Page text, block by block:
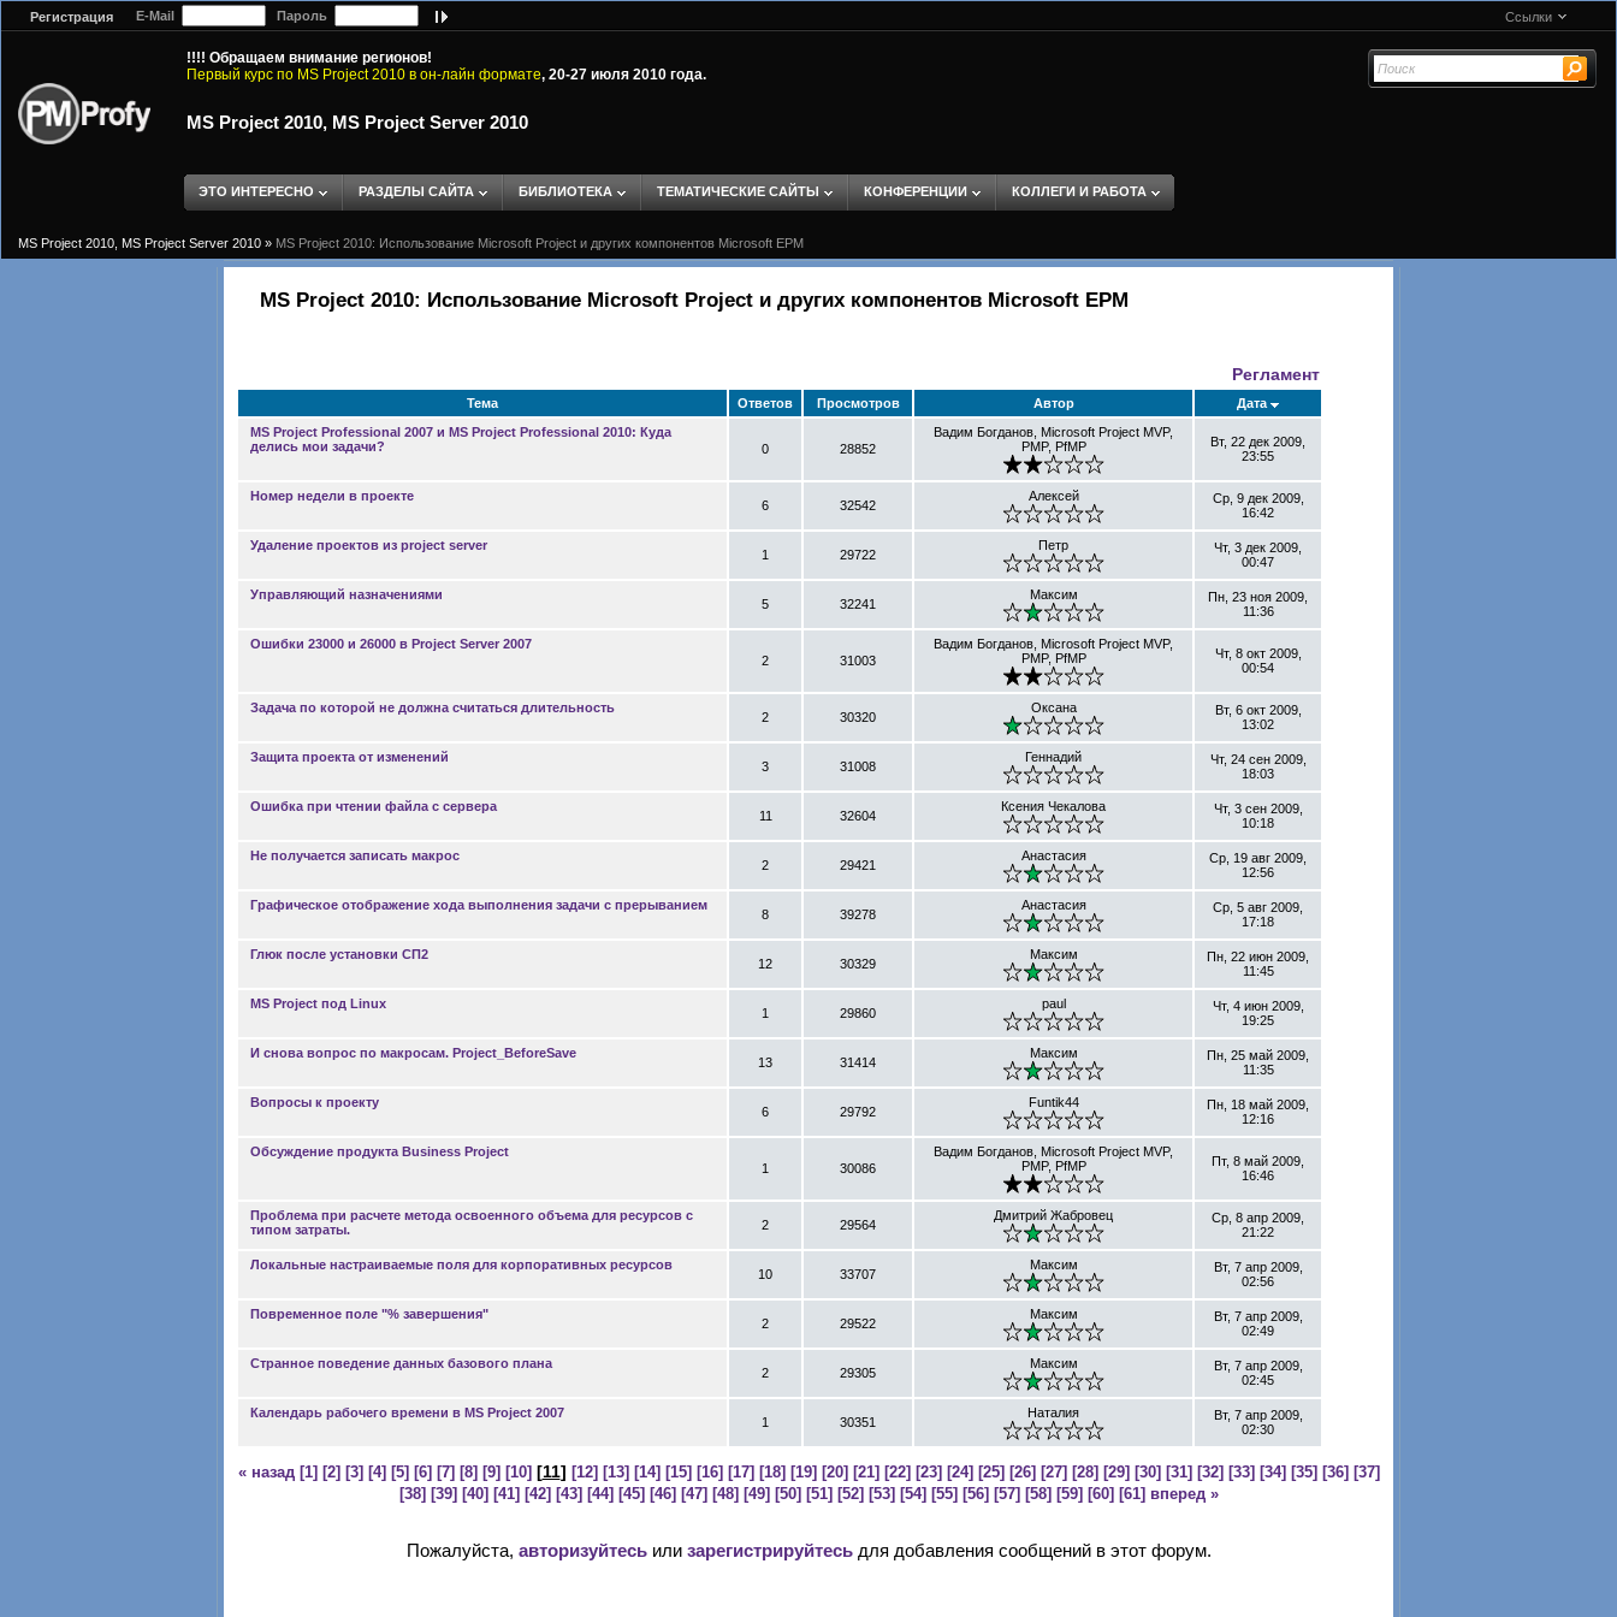
Регистрация E-Mail Пароль Ссылки
!!!! Обращаем внимание регионов!
Первый курс по MS Project 2010 в он-лайн формате, 20-27 июля 2010 года.
MS Project 2010, MS Project Server 2010
ЭТО ИНТЕРЕСНО РАЗДЕЛЫ САЙТА БИБЛИОТЕКА ТЕМАТИЧЕСКИЕ САЙТЫ КОНФЕРЕНЦИИ КОЛЛЕГИ И РАБОТА
MS Project 2010, MS Project Server 2010 » MS Project 2010: Использование Microsoft Project и других компонентов Microsoft EPM
MS Project 2010: Использование Microsoft Project и других компонентов Microsoft EPM
Регламент
Тема Ответов Просмотров Автор
Дата
MS Project Professional 2007 и MS Project Professional 2010: Куда
делись мои задачи?
0 28852
Вадим Богданов, Microsoft Project MVP,
PMP, PfMP
Вт, 22 дек 2009,
23:55
Номер недели в проекте
6 32542
Алексей
Ср, 9 дек 2009,
16:42
Удаление проектов из project server
1 29722
Петр
Чт, 3 дек 2009,
00:47
Управляющий назначениями
5 32241
Максим
Пн, 23 ноя 2009,
11:36
Ошибки 23000 и 26000 в Project Server 2007
2
31003
Вадим Богданов, Microsoft Project MVP,
PMP, PfMP
Чт, 8 окт 2009,
00:54
Задача по которой не должна считаться длительность
2 30320
Оксана
Вт, 6 окт 2009,
13:02
Защита проекта от изменений
3 31008
Геннадий
Чт, 24 сен 2009,
18:03
Ошибка при чтении файла с сервера
11 32604
Ксения Чекалова
Чт, 3 сен 2009,
10:18
Не получается записать макрос
2 29421
Анастасия
Ср, 19 авг 2009,
12:56
Графическое отображение хода выполнения задачи с прерыванием
8 39278
Анастасия
Ср, 5 авг 2009,
17:18
Глюк после установки СП2
12 30329
Максим
Пн, 22 июн 2009,
11:45
MS Project под Linux
1 29860
paul
Чт, 4 июн 2009,
19:25
И снова вопрос по макросам. Project_BeforeSave
13 31414
Максим
Пн, 25 май 2009,
11:35
Вопросы к проекту
6 29792
Funtik44
Пн, 18 май 2009,
12:16
Обсуждение продукта Business Project
1
30086
Вадим Богданов, Microsoft Project MVP,
PMP, PfMP
Пт, 8 май 2009,
16:46
Проблема при расчете метода освоенного объема для ресурсов с
типом затраты.
2 29564
Дмитрий Жабровец
Ср, 8 апр 2009,
21:22
Локальные настраиваемые поля для корпоративных ресурсов
10 33707
Максим
Вт, 7 апр 2009,
02:56
Повременное поле "% завершения"
2 29522
Максим
Вт, 7 апр 2009,
02:49
Странное поведение данных базового плана
2 29305
Максим
Вт, 7 апр 2009,
02:45
Календарь рабочего времени в MS Project 2007
1 30351
Наталия
Вт, 7 апр 2009,
02:30
« назад [1] [2] [3] [4] [5] [6] [7] [8] [9] [10] [11] [12] [13] [14] [15] [16] [17] [18] [19] [20] [21] [22] [23] [24] [25] [26] [27] [28] [29] [30] [31] [32] [33] [34] [35] [36] [37]
[38] [39] [40] [41] [42] [43] [44] [45] [46] [47] [48] [49] [50] [51] [52] [53] [54] [55] [56] [57] [58] [59] [60] [61] вперед »
Пожалуйста, авторизуйтесьили зарегистрируйтесьдля добавления сообщений в этот форум.